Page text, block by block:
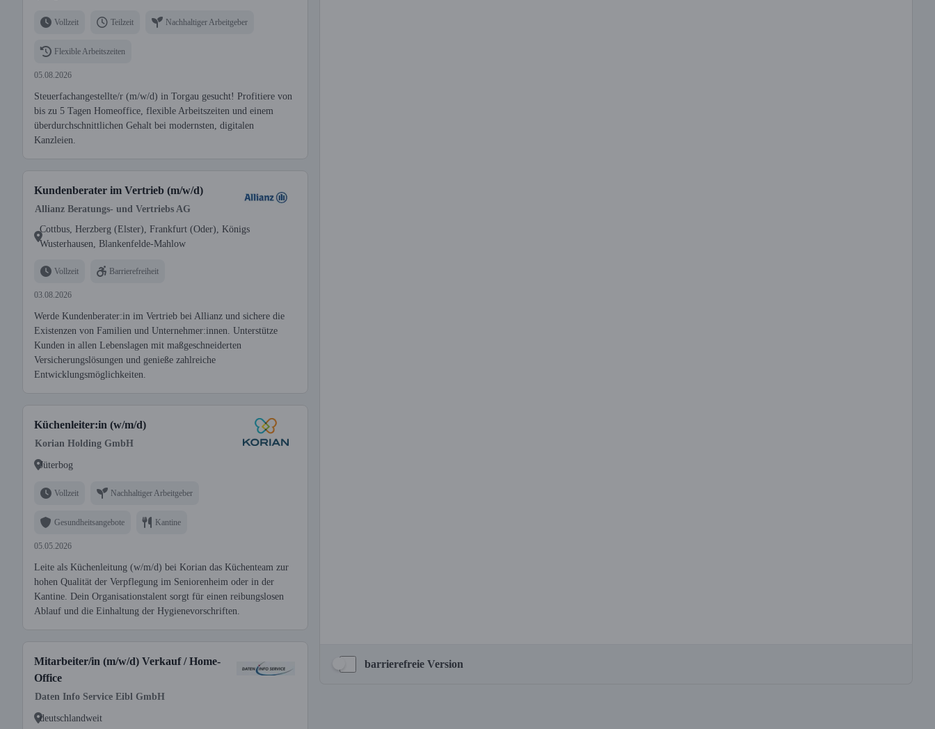
Vollzeit Teilzeit Nachhaltiger Arbeitgeber
Flexible Arbeitszeiten
05.08.2026
Steuerfachangestellte/r (m/w/d) in Torgau gesucht! Profitiere von
bis zu 5 Tagen Homeoffice, flexible Arbeitszeiten und einem
überdurchschnittlichen Gehalt bei modernsten, digitalen
Kanzleien.
Kundenberater im Vertrieb (m/w/d)
Allianz Beratungs- und Vertriebs AG
Cottbus, Herzberg (Elster), Frankfurt (Oder), Königs
Wusterhausen, Blankenfelde-Mahlow
Vollzeit Barrierefreiheit
03.08.2026
Werde Kundenberater:in im Vertrieb bei Allianz und sichere die
Existenzen von Familien und Unternehmer:innen. Unterstütze
Kunden in allen Lebenslagen mit maßgeschneiderten
Versicherungslösungen und genieße zahlreiche
Entwicklungsmöglichkeiten.
Küchenleiter:in (w/m/d)
Korian Holding GmbH
Jüterbog
Vollzeit Nachhaltiger Arbeitgeber
Gesundheitsangebote Kantine
05.05.2026
Leite als Küchenleitung (w/m/d) bei Korian das Küchenteam zur
hohen Qualität der Verpflegung im Seniorenheim oder in der
Kantine. Dein Organisationstalent sorgt für einen reibungslosen
Ablauf und die Einhaltung der Hygienevorschriften.
Mitarbeiter/in (m/w/d) Verkauf / Home-
Office
Daten Info Service Eibl GmbH
deutschlandweit
barrierefreie Version